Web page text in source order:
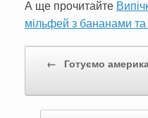
А ще прочитайте
мільфей з бананами та
←
Готуємо